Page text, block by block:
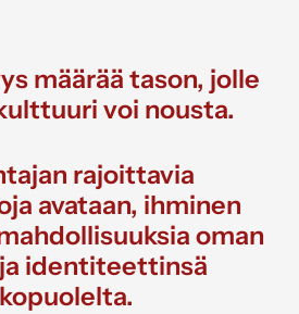
määrää tason, jolle
voi nousta.
rajoittavia
avataan, ihminen
oman
identiteettinsä